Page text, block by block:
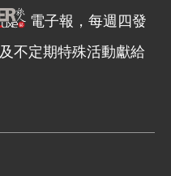
電子報，每週四發
不定期特殊活動獻給